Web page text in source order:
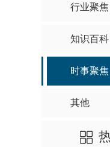
行业聚焦
知识百科
时事聚焦
其他